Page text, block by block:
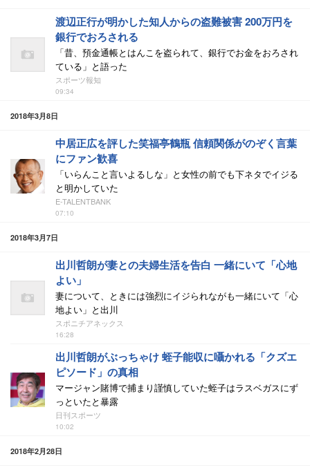
渡辺正行が明かした知人からの盗難被害 200万円を
銀行でおろされる
「昔、預金通帳とはんこを盗られて、銀行でお金をおろされ
ている」と語った
スポーツ報知
09:34
2018年3月8日
中居正広を評した笑福亭鶴瓶 信頼関係がのぞく言葉
にファン歓喜
「いらんこと言いよるしな」と女性の前でも下ネタでイジる
と明かしていた
E-TALENTBANK
07:10
2018年3月7日
出川哲朗が妻との夫婦生活を告白 一緒にいて「心地
よい」
妻について、ときには強烈にイジられながも一緒にいて「心
地よい」と出川
スポニチアネックス
16:28
出川哲朗がぶっちゃけ 蛭子能収に囁かれる「クズエ
ピソード」の真相
マージャン賭博で捕まり謹慎していた蛭子はラスベガスにず
っといたと暴露
日刊スポーツ
10:02
2018年2月28日